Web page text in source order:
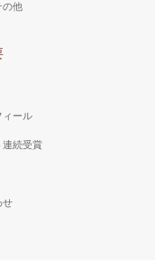
の他
ィール
連続受賞
せ